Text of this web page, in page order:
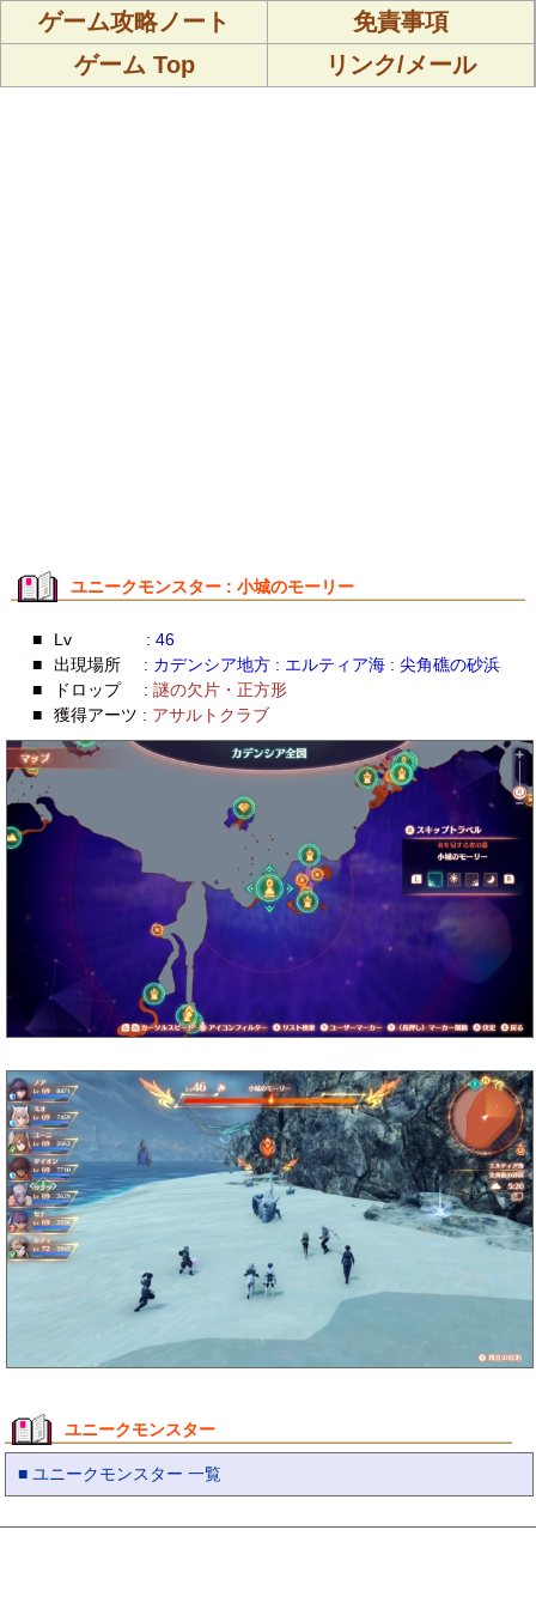
ゲーム攻略ノート
免責事項
ゲーム Top
リンク/メール
ユニークモンスター : 小城のモーリー
■ Lv
: 46
■
出現場所
: カデンシア地方 : エルティア海 : 尖角礁の砂浜
■
ドロップ : 謎の欠片・正方形
■
獲得アーツ : アサルトクラブ
ユニークモンスター
■ ユニークモンスター 一覧